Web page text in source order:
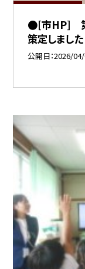
●[市HP] 第
策定しました
公開日 2026/